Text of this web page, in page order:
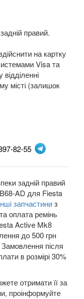
правий.
на картку
Visa та
місті (залишок
82-55
задній правий
AD для Fiesta
запчастиниз
оплата ремінь
Active Mk8
до 500 грн
після
в розмірі 30%
отримати її за
проінформуйте